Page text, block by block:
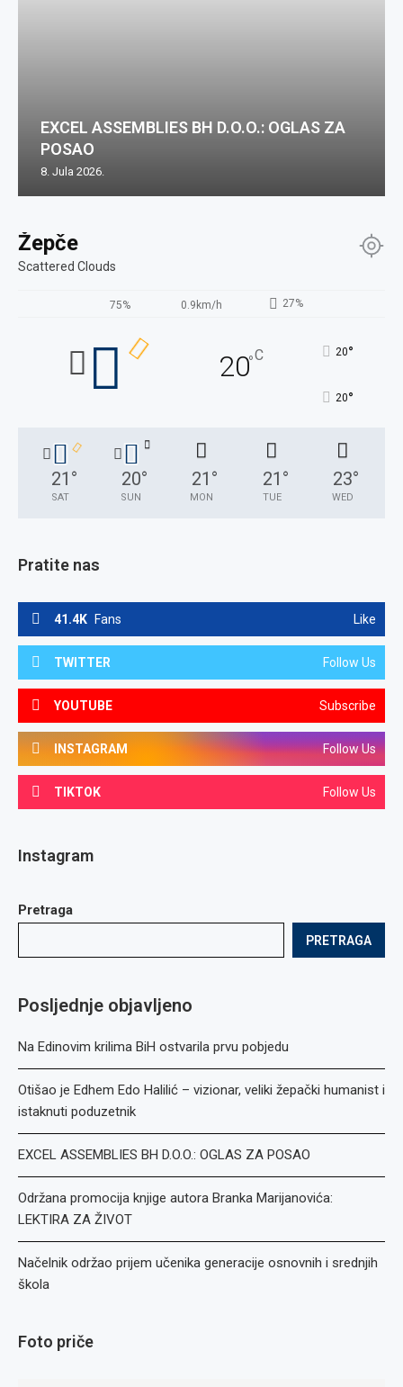
Žepče
Scattered Clouds
75% 0.9km/h 27%
20°C 20°
20°
21 °
SAT
20°
SUN
21 °
MON
21 °
TUE
23°
WED
Pratite nas
41.4K Fans Like
TWITTER Follow Us
YOUTUBE Subscribe
INSTAGRAM Follow Us
TIKTOK Follow Us
Instagram
Pretraga
PRETRAGA
Posljednje objavljeno
Na Edinovim krilima BiH ostvarila prvu pobjedu
Otišao je Edhem Edo Halilić – vizionar, veliki žepački humanist i
istaknuti poduzetnik
EXCEL ASSEMBLIES BH D.O.O.: OGLAS ZA POSAO
Održana promocija knjige autora Branka Marijanovića:
LEKTIRA ZA ŽIVOT
Načelnik održao prijem učenika generacije osnovnih i srednjih
škola
Foto priče
EXCEL ASSEMBLIES BH D.O.O.: OGLAS ZA
POSAO
8. Jula 2026.